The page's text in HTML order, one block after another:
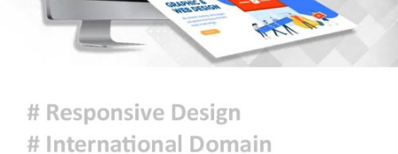
জুলাই গণঅভ্যুত্থান দিবসে রাজশাহীতে
স্মৃতিস্তম্ভে শ্রদ্ধাঞ্জলি
‘জুলাই গণঅভ্যুত্থান স্মৃতি জাদুঘর’
উদ্বোধন করলেন প্রধানমন্ত্রী